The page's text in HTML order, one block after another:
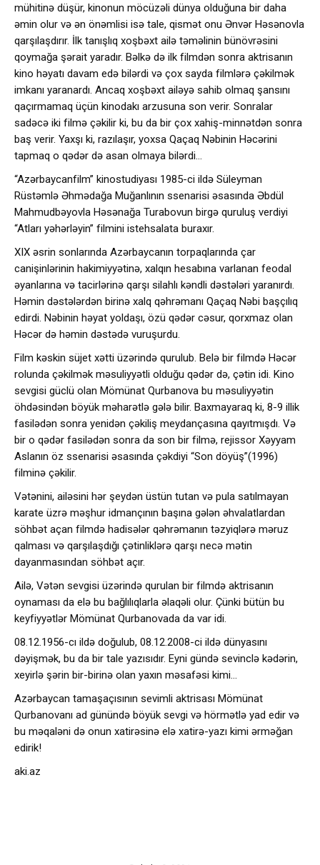
mühitinə düşür, kinonun möcüzəli dünya olduğuna bir daha
əmin olur və ən önəmlisi isə tale, qismət onu Ənvər Həsənovla
qarşılaşdırır. İlk tanışlıq xoşbəxt ailə təməlinin bünövrəsini
qoymağa şərait yaradır. Bəlkə də ilk filmdən sonra aktrisanın
kino həyatı davam edə bilərdi və çox sayda filmlərə çəkilmək
imkanı yaranardı. Ancaq xoşbəxt ailəyə sahib olmaq şansını
qaçırmamaq üçün kinodakı arzusuna son verir. Sonralar
sadəcə iki filmə çəkilir ki, bu da bir çox xahiş-minnətdən sonra
baş verir. Yaxşı ki, razılaşır, yoxsa Qaçaq Nəbinin Həcərini
tapmaq o qədər də asan olmaya bilərdi…
“Azərbaycanfilm” kinostudiyası 1985-ci ildə Süleyman
Rüstəmlə Əhmədağa Muğanlının ssenarisi əsasında Əbdül
Mahmudbəyovla Həsənağa Turabovun birgə quruluş verdiyi
“Atları yəhərləyin” filmini istehsalata buraxır.
XIX əsrin sonlarında Azərbaycanın torpaqlarında çar
canişinlərinin hakimiyyətinə, xalqın hesabına varlanan feodal
əyanlarına və tacirlərinə qarşı silahlı kəndli dəstələri yaranırdı.
Həmin dəstələrdən birinə xalq qəhrəmanı Qaçaq Nəbi başçılıq
edirdi. Nəbinin həyat yoldaşı, özü qədər cəsur, qorxmaz olan
Həcər də həmin dəstədə vuruşurdu.
Film kəskin süjet xətti üzərində qurulub. Belə bir filmdə Həcər
rolunda çəkilmək məsuliyyətli olduğu qədər də, çətin idi. Kino
sevgisi güclü olan Mömünat Qurbanova bu məsuliyyətin
öhdəsindən böyük məharətlə gələ bilir. Baxmayaraq ki, 8-9 illik
fasilədən sonra yenidən çəkiliş meydançasına qayıtmışdı. Və
bir o qədər fasilədən sonra da son bir filmə, rejissor Xəyyam
Aslanın öz ssenarisi əsasında çəkdiyi “Son döyüş”(1996)
filminə çəkilir.
Vətənini, ailəsini hər şeydən üstün tutan və pula satılmayan
karate üzrə məşhur idmançının başına gələn əhvalatlardan
söhbət açan filmdə hadisələr qəhrəmanın təzyiqlərə məruz
qalması və qarşılaşdığı çətinliklərə qarşı necə mətin
dayanmasından söhbət açır.
Ailə, Vətən sevgisi üzərində qurulan bir filmdə aktrisanın
oynaması da elə bu bağlılıqlarla əlaqəli olur. Çünki bütün bu
keyfiyyətlər Mömünat Qurbanovada da var idi.
08.12.1956-cı ildə doğulub, 08.12.2008-ci ildə dünyasını
dəyişmək, bu da bir tale yazısıdır. Eyni gündə sevinclə kədərin,
xeyirlə şərin bir-birinə olan yaxın məsafəsi kimi…
Azərbaycan tamaşaçısının sevimli aktrisası Mömünat
Qurbanovanı ad günündə böyük sevgi və hörmətlə yad edir və
bu məqaləni də onun xatirəsinə elə xatirə-yazı kimi ərməğan
edirik!
aki.az